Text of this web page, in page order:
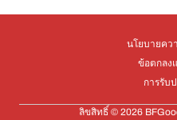
นโยบายคว
ข้อตกลง
การรับ
ลิขสิทธิ์ © 2026